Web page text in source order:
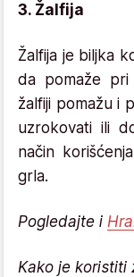
3. Žalfija
Žalfija je biljka
da pomaže pri
žalfiji pomažu i
uzrokovati ili
način
grla.
Pogledajte i
Kako je koristiti